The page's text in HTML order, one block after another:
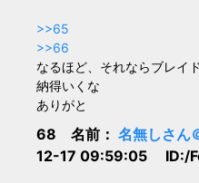
>>65
>>66
なるほど、それならブレイ
納得いくな
ありがと
68 名前： 名無しさん
12-17 09:59:05 ID:/